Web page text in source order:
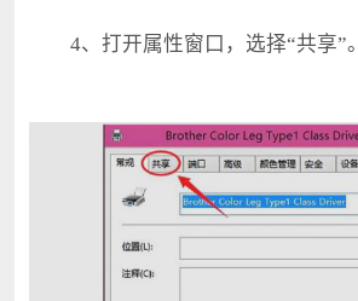
4、打开属性窗口，选择“共享”。